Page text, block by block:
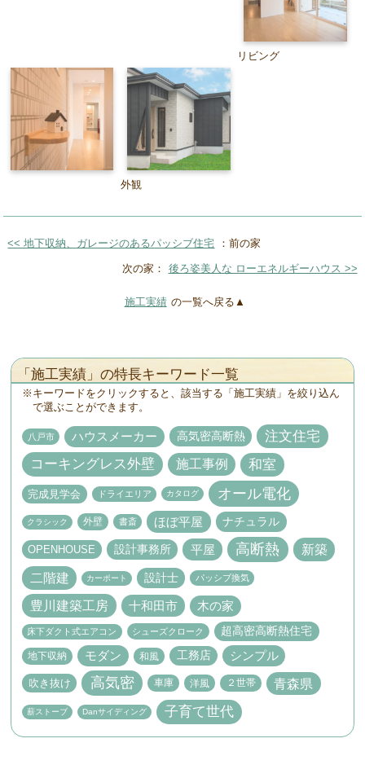
リビング
外観
<< 地下収納、ガレージのあるパッシブ住宅 ：前の家
次の家： 後ろ姿美人な ローエネルギーハウス >>
施工実績 の一覧へ戻る▲
「施工実績」の特長キーワード一覧
キーワードをクリックすると、該当する「施工実績」を絞り込ん
で選ぶことができます。
八戸市 ハウスメーカー 高気密高断熱
注文住宅
コーキングレス外壁
施工事例 和室
完成見学会 ドライエリア カタログ オール電化
クラシック 外壁 書斎 ほぼ平屋 ナチュラル
OPENHOUSE 設計事務所 平屋 高断熱
新築
二階建
カーポート 設計士 パッシブ換気
豊川建築工房 十和田市 木の家
床下ダクト式エアコン シューズクローク 超高密高断熱住宅
地下収納 モダン 和風 工務店 シンプル
吹き抜け 高気密 車庫 洋風 ２世帯 青森県
薪ストーブ Danサイディング 子育て世代